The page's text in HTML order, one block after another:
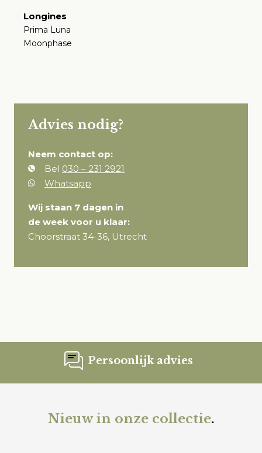
Longines
Prima Luna
Moonphase
Advies nodig?
Neem contact op:
Bel 030 – 231 2921
Whatsapp
Wij staan 7 dagen in
de week voor u klaar:
Choorstraat 34-36, Utrecht
Persoonlijk advies
Nieuw in onze collectie.